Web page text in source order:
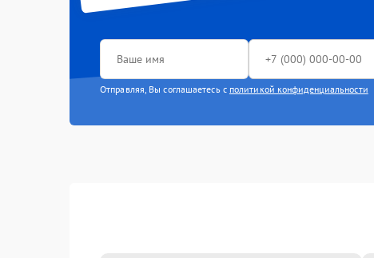
Отправляя, Вы соглашаетесь с политикой конфиденциальности